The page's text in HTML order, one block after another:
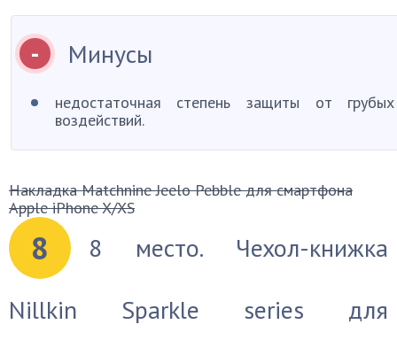
Минусы
недостаточная степень защиты от грубых
воздействий.
Накладка Matchnine Jeelo Pebble для смартфона
Apple iPhone X/XS
8
8 место. Чехол-книжка
Nillkin Sparkle series для